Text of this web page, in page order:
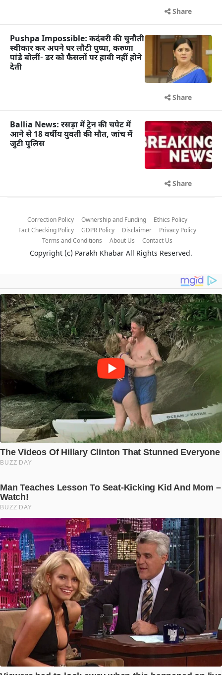
Share
Pushpa Impossible: कदंबरी की चुनौती
स्वीकार कर अपने घर लौटी पुष्पा, करुणा
पांडे बोलीं- डर को फैसलों पर हावी नहीं होने
देती
Share
Ballia News: रसड़ा में ट्रेन की चपेट में
आने से 18 वर्षीय युवती की मौत, जांच में
जुटी पुलिस
Share
Correction Policy Ownership and Funding
Ethics Policy
Fact Checking Policy
GDPR Policy Disclaimer
Privacy Policy
Terms and Conditions
About Us Contact Us
Copyright (c) Parakh Khabar All Rights Reserved.